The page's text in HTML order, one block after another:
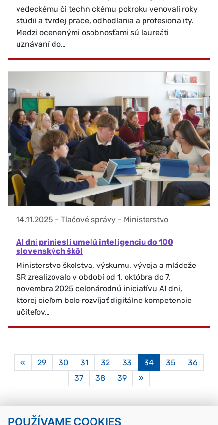
POUŽÍVAME COOKIES
vedeckému či technickému pokroku venovali roky
štúdií a tvrdej práce, odhodlania a profesionality.
Medzi ocenenými osobnosťami sú laureáti
uznávaní do…
14.11.2025 - Tlačové správy - Ministerstvo
AI dni priniesli umelú inteligenciu do 100
slovenských škôl
Ministerstvo školstva, výskumu, vývoja a mládeže
SR zrealizovalo v období od 1. októbra do 7.
novembra 2025 celonárodnú iniciatívu AI dni,
ktorej cieľom bolo rozvíjať digitálne kompetencie
učiteľov…
« 29 30 31 32 33 34Aktuálna
stránka
35
36
37
38 39 »